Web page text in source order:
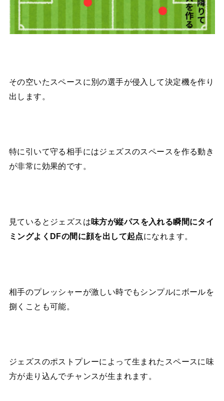
その空いたスペースに別の選手が侵入して決定機を作り
出します。
特に引いて守る相手にはジェズスのスペースを作る動き
が非常に効果的です。
見ているとジェズスは味方が縦パスを入れる瞬間にタイ
ミングよくDFの間に顔を出して起点になれます。
相手のプレッシャーが激しい時でもシンプルにボールを
捌くことも可能。
ジェズスのポストプレーによって生まれたスペースに味
方が走り込んでチャンスが生まれます。